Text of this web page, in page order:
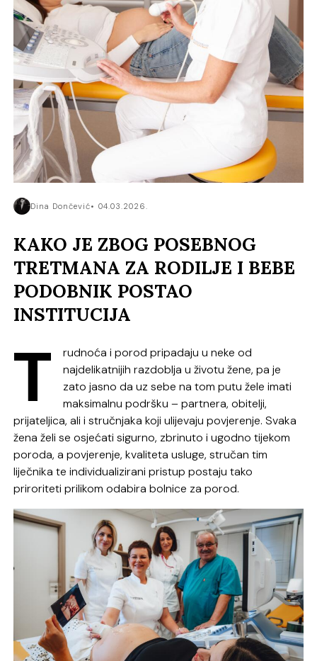
Dina Dončević 04.03.2026.
KAKO JE ZBOG POSEBNOG
TRETMANA ZA RODILJE I BEBE
PODOBNIK POSTAO
INSTITUCIJA
T
rudnoća i porod pripadaju u neke od
najdelikatnijih razdoblja u životu žene, pa je
zato jasno da uz sebe na tom putu žele imati
maksimalnu podršku – partnera, obitelji,
prijateljica, ali i stručnjaka koji ulijevaju povjerenje. Svaka
žena želi se osjećati sigurno, zbrinuto i ugodno tijekom
poroda, a povjerenje, kvaliteta usluge, stručan tim
liječnika te individualizirani pristup postaju tako
priroriteti prilikom odabira bolnice za porod.